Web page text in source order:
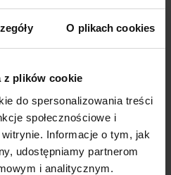
O plikach cookies
z plików cookie
do spersonalizowania treści
społecznościowe i
Informacje o tym, jak
udostępniamy partnerom
i analitycznym.
normie EN
6 posiadająorzeczenie
dokumentację